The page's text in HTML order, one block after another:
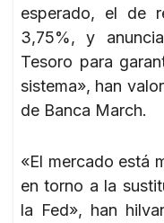
esperado, el de
3,75%, y
Tesoro para
sistema», han
de Banca March.
«El mercado está
en torno a la
la Fed», han